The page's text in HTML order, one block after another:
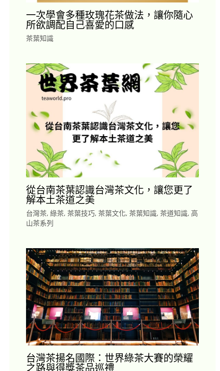
一次學會多種玫瑰花茶做法，讓你隨心
所欲調配自己喜愛的口感
茶葉知識
從台南茶葉認識台灣茶文化，讓您更了
解本土茶道之美
台灣茶, 綠茶, 茶葉技巧, 茶葉文化, 茶葉知識, 茶道知識, 高
山茶系列
台灣茶揚名國際：世界綠茶大賽的榮耀
之路與得獎茶品巡禮